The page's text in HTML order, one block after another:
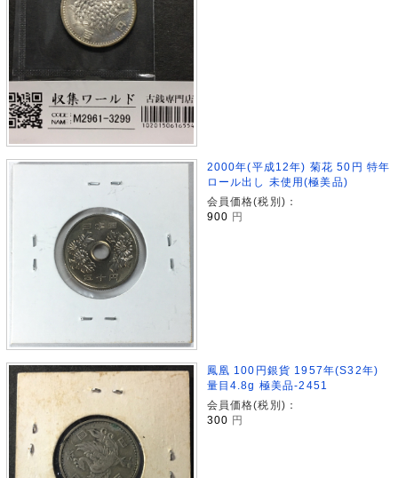
2000年(平成12年) 菊花 50円 特年
ロール出し 未使用(極美品)
会員価格(税別)：
900 円
鳳凰 100円銀貨 1957年(S32年)
量目4.8g 極美品-2451
会員価格(税別)：
300 円